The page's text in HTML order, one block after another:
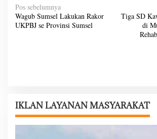
N
a
i
p
Pos sebelumnya
Wagub Sumsel Lakukan Rakor
UKPBJ se Provinsi Sumsel
Tiga SD
di
IKLAN LAYANAN MASYARAKAT